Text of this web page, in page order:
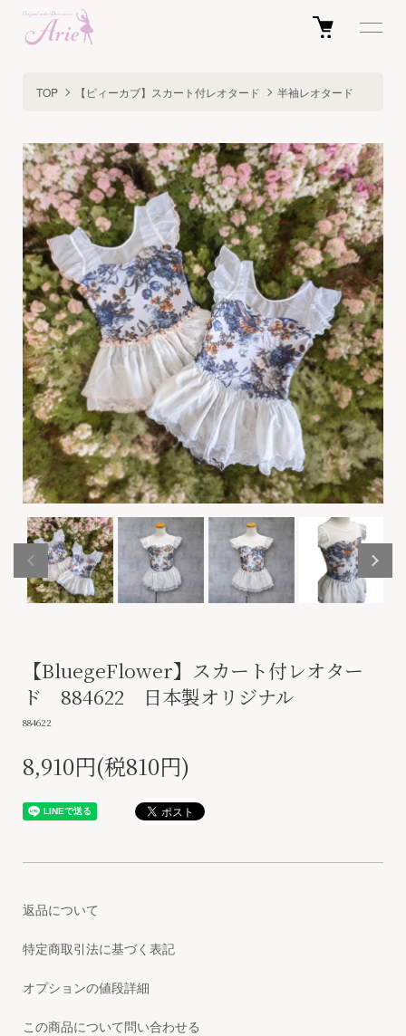
TOP 【ピィーカブ】スカート付レオタード 半袖レオタード
【BluegeFlower】スカート付レオター
ド 884622 日本製オリジナル
884622
8,910円(税810円)
返品について
特定商取引法に基づく表記
オプションの値段詳細
この商品について問い合わせる